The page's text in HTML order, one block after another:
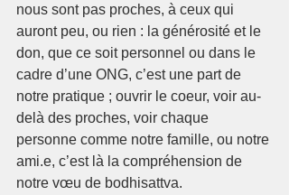
nous sont pas proches, à ceux qui
auront peu, ou rien : la générosité et le
don, que ce soit personnel ou dans le
cadre d’une ONG, c’est une part de
notre pratique ; ouvrir le coeur, voir au-
delà des proches, voir chaque
personne comme notre famille, ou notre
ami.e, c’est là la compréhension de
notre vœu de bodhisattva.